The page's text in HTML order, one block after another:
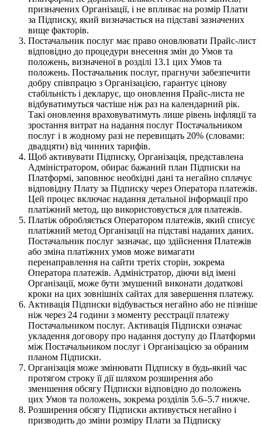
призначених Організації, і не впливає на розмір Плати
за Підписку, який визначається на підставі зазначених
вище факторів.
Постачальник послуг має право оновлювати Прайс-лист
відповідно до процедури внесення змін до Умов та
положень, визначеної в розділі 13.1 цих Умов та
положень. Постачальник послуг, прагнучи забезпечити
добру співпрацю з Організацією, гарантує цінову
стабільність і декларує, що оновлення Прайс-листа не
відбуватимуться частіше ніж раз на календарний рік.
Такі оновлення враховуватимуть лише рівень інфляції та
зростання витрат на надання послуг Постачальником
послуг і в жодному разі не перевищать 20% (словами:
двадцяти) від чинних тарифів.
Щоб активувати Підписку, Організація, представлена
Адміністратором, обирає бажаний план Підписки на
Платформі, заповнює необхідні дані та негайно сплачує
відповідну Плату за Підписку через Оператора платежів.
Цей процес включає надання детальної інформації про
платіжний метод, що використовується для платежів.
Платіж обробляється Оператором платежів, який списує
платіжний метод Організації на підставі наданих даних.
Постачальник послуг зазначає, що здійснення Платежів
або зміна платіжних умов може вимагати
перенаправлення на сайти третіх сторін, зокрема
Оператора платежів. Адміністратор, діючи від імені
Організації, може бути змушений виконати додаткові
кроки на цих зовнішніх сайтах для завершення платежу.
Активація Підписки відбувається негайно або не пізніше
ніж через 24 години з моменту реєстрації платежу
Постачальником послуг. Активація Підписки означає
укладення договору про надання доступу до Платформи
між Постачальником послуг і Організацією за обраним
планом Підписки.
Організація може змінювати Підписку в будь-який час
протягом строку її дії шляхом розширення або
зменшення обсягу Підписки відповідно до положень
цих Умов та положень, зокрема розділів 5.6–5.7 нижче.
Розширення обсягу Підписки активується негайно і
призводить до зміни розміру Плати за Підписку